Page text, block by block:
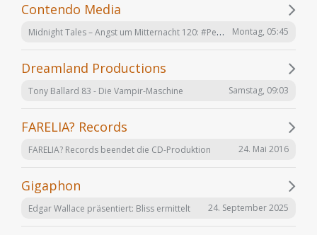
Contendo Media
Midnight Tales – Angst um Mitternacht 120: #Penizitas ist real! (VÖ 7. August 2026) Montag, 05:45
Dreamland Productions
Tony Ballard 83 - Die Vampir-Maschine Samstag, 09:03
FARELIA? Records
FARELIA? Records beendet die CD-Produktion 24. Mai 2016
Gigaphon
Edgar Wallace präsentiert: Bliss ermittelt 24. September 2025